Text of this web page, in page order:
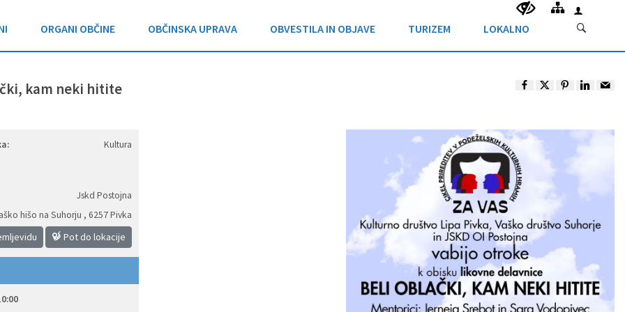
ORGANI OBČINE OBČINSKA UPRAVA OBVESTILA IN OBJAVE TURIZEM LOKALNO
kam neki hitite
Kultura
Jskd Postojna
hišo na Suhorju , 6257 Pivka
Pot do lokacije